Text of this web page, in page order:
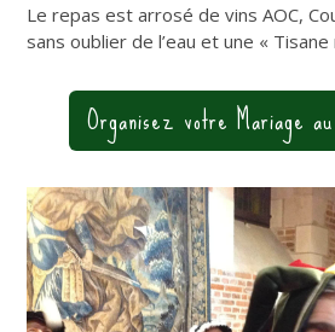
Le repas est arrosé de vins AOC,
sans oublier de l’eau et une «
Organisez votre Mariage